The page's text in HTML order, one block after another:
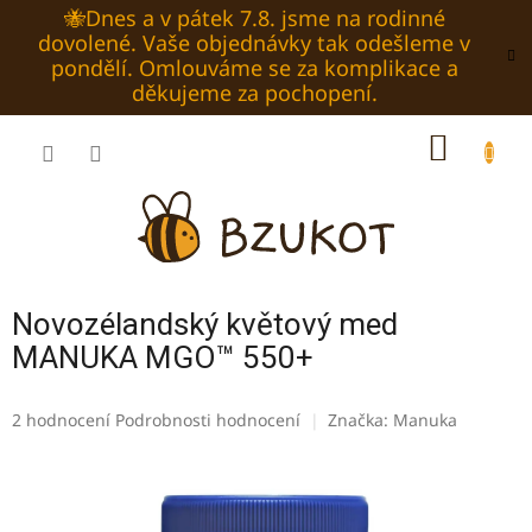
obsah
🐝Dnes a v pátek 7.8. jsme na rodinné
dovolené. Vaše objednávky tak odešleme v
pondělí. Omlouváme se za komplikace a
děkujeme za pochopení.
Novozélandský květový med
MANUKA MGO™ 550+
Průměrné
2 hodnocení Podrobnosti hodnocení Značka: Manuka